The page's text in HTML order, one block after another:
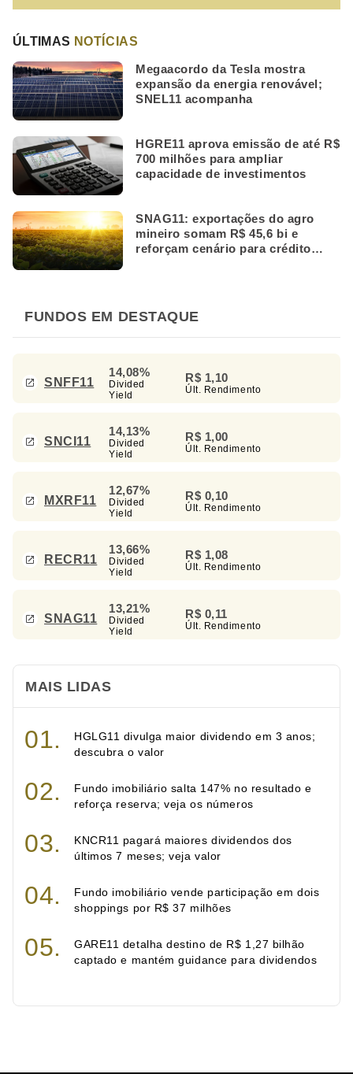
ÚLTIMAS NOTÍCIAS
Megaacordo da Tesla mostra
expansão da energia renovável;
SNEL11 acompanha
HGRE11 aprova emissão de até R$
700 milhões para ampliar
capacidade de investimentos
SNAG11: exportações do agro
mineiro somam R$ 45,6 bi e
reforçam cenário para crédito
FUNDOS EM DESTAQUE
SNFF11
14,08%
Divided
Yield
R$ 1,10
Últ. Rendimento
SNCI11
14,13%
Divided
Yield
R$ 1,00
Últ. Rendimento
MXRF11
12,67%
Divided
Yield
R$ 0,10
Últ. Rendimento
RECR11
13,66%
Divided
Yield
R$ 1,08
Últ. Rendimento
SNAG11
13,21%
Divided
Yield
R$ 0,11
Últ. Rendimento
MAIS LIDAS
HGLG11 divulga maior dividendo em 3 anos;
descubra o valor
Fundo imobiliário salta 147% no resultado e
reforça reserva; veja os números
KNCR11 pagará maiores dividendos dos
últimos 7 meses; veja valor
Fundo imobiliário vende participação em dois
shoppings por R$ 37 milhões
GARE11 detalha destino de R$ 1,27 bilhão
captado e mantém guidance para dividendos